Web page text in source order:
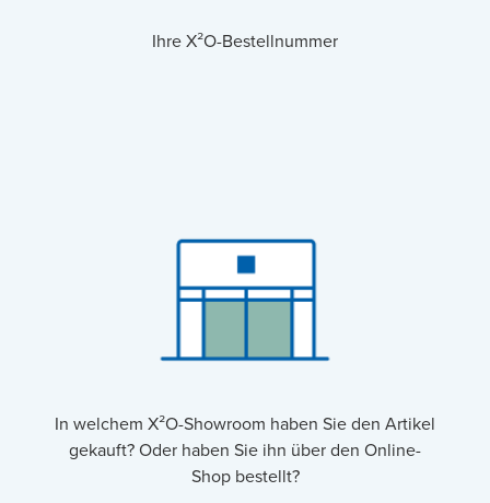
Ihre X²O-Bestellnummer
In welchem X²O-Showroom haben Sie den Artikel
gekauft? Oder haben Sie ihn über den Online-
Shop bestellt?